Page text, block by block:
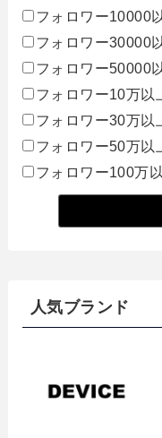
フォロワー10000
フォロワー30000
フォロワー50000
フォロワー10万以
フォロワー30万以
フォロワー50万以
フォロワー100万
人気ブランド